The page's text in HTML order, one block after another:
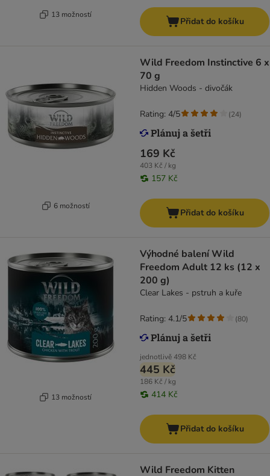
13 možností
Přidat do košíku
6 možností
Wild Freedom Instinctive 6 x
70 g
Hidden Woods - divočák
169 Kč
403 Kč / kg
157 Kč
Rating: 4/5 (24)
Přidat do košíku
13 možností
Výhodné balení Wild
Freedom Adult 12 ks (12 x
200 g)
Clear Lakes - pstruh a kuře
jednotlivě498 Kč
445 Kč
186 Kč / kg
414 Kč
Rating: 4.1/5 (80)
Přidat do košíku
Wild Freedom Kitten